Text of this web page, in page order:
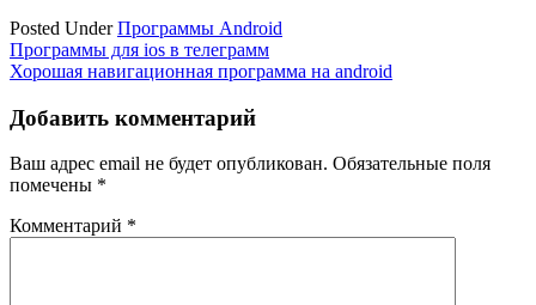
Posted UnderПрограммы Android
Навигация
по
записям
Программы для ios в телеграмм
Хорошая навигационная программа на android
Добавить комментарий
Ваш адрес email не будет опубликован. Обязательные поля
помечены *
Комментарий *